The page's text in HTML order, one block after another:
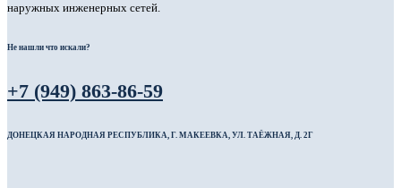
наружных инженерных сетей.
Не нашли что искали?
+7 (949) 863-86-59
ДОНЕЦКАЯ НАРОДНАЯ РЕСПУБЛИКА, Г. МАКЕЕВКА, УЛ. ТАЁЖНАЯ, Д. 2Г